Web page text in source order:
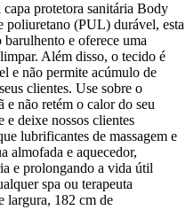
protetora sanitária Body
poliuretano (PUL) durável, esta
e oferece uma
Além disso, o tecido é
e não permite acúmulo de
clientes. Use sobre o
e não retém o calor do seu
e deixe nossos clientes
lubrificantes de massagem e
almofada e aquecedor,
e prolongando a vida útil
spa ou terapeuta
largura, 182 cm de